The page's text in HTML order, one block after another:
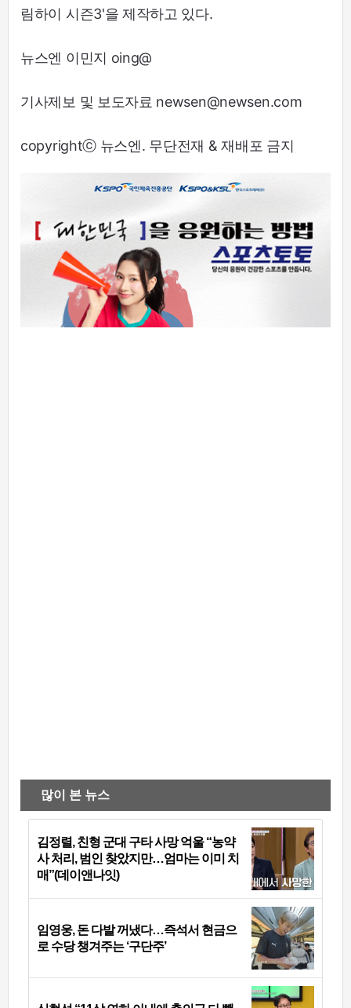
림하이 시즌3'을 제작하고 있다.
뉴스엔 이민지 oing@
기사제보 및 보도자료 newsen@newsen.com
copyrightⓒ 뉴스엔. 무단전재 & 재배포 금지
많이 본 뉴스
김정렬, 친형 군대 구타 사망 억울 “농약
사 처리, 범인 찾았지만…엄마는 이미 치
매”(데이앤나잇)
임영웅, 돈 다발 꺼냈다…즉석서 현금으
로 수당 챙겨주는 ‘구단주’